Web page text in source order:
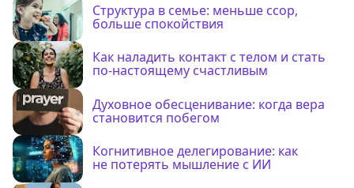
Структура в семье: меньше ссор,
больше спокойствия
Как наладить контакт с телом и стать
по-настоящему счастливым
Духовное обесценивание: когда вера
становится побегом
Когнитивное делегирование: как
не потерять мышление с ИИ